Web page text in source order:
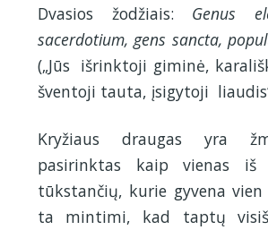
Dvasios žodžiais: Genus
sacerdotium, gens sancta,
(„Jūs išrinktoji giminė,
šventoji tauta, įsigytoji
Kryžiaus draugas yra
pasirinktas kaip vienas iš
tūkstančių, kurie gyvena
ta mintimi, kad taptų